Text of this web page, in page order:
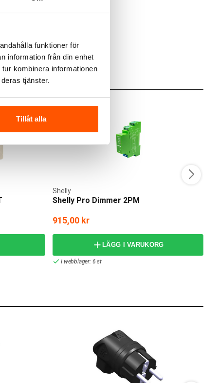
funktioner för
information från din enhet
kombinera informationen
tjänster.
Tillåt alla
Shelly Pro Dimmer 2PM
Shelly
915,00 kr
LÄGG I VARUKORG
I webblager: 6 st